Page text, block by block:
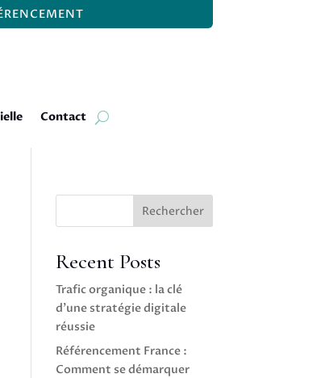
Contact
Rechercher
Recent Posts
Trafic organique : la clé
d’une stratégie digitale
réussie
Référencement France :
Comment se démarquer